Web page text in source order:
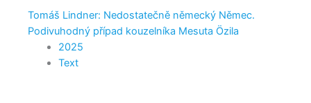
Tomáš Lindner: Nedostatečně německý Němec.
Podivuhodný případ kouzelníka Mesuta Özila
2025
Text